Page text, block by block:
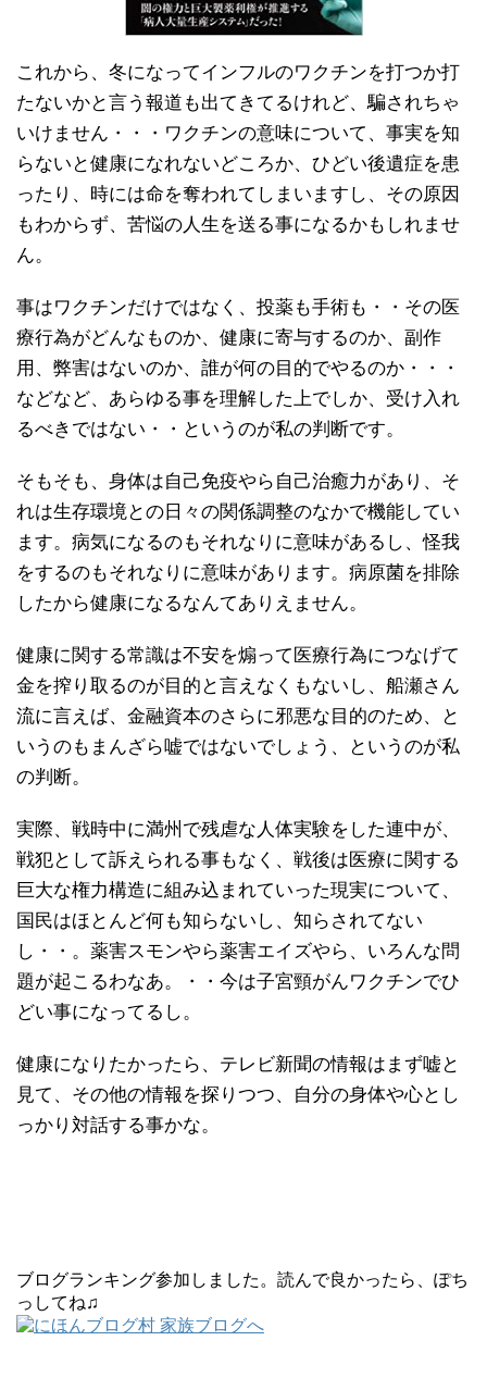
これから、冬になってインフルのワクチンを打つか打
たないかと言う報道も出てきてるけれど、騙されちゃ
いけません・・・ワクチンの意味について、事実を知
らないと健康になれないどころか、ひどい後遺症を患
ったり、時には命を奪われてしまいますし、その原因
もわからず、苦悩の人生を送る事になるかもしれませ
ん。
事はワクチンだけではなく、投薬も手術も・・その医
療行為がどんなものか、健康に寄与するのか、副作
用、弊害はないのか、誰が何の目的でやるのか・・・
などなど、あらゆる事を理解した上でしか、受け入れ
るべきではない・・というのが私の判断です。
そもそも、身体は自己免疫やら自己治癒力があり、そ
れは生存環境との日々の関係調整のなかで機能してい
ます。病気になるのもそれなりに意味があるし、怪我
をするのもそれなりに意味があります。病原菌を排除
したから健康になるなんてありえません。
健康に関する常識は不安を煽って医療行為につなげて
金を搾り取るのが目的と言えなくもないし、船瀬さん
流に言えば、金融資本のさらに邪悪な目的のため、と
いうのもまんざら嘘ではないでしょう、というのが私
の判断。
実際、戦時中に満州で残虐な人体実験をした連中が、
戦犯として訴えられる事もなく、戦後は医療に関する
巨大な権力構造に組み込まれていった現実について、
国民はほとんど何も知らないし、知らされてない
し・・。薬害スモンやら薬害エイズやら、いろんな問
題が起こるわなあ。・・今は子宮頸がんワクチンでひ
どい事になってるし。
健康になりたかったら、テレビ新聞の情報はまず嘘と
見て、その他の情報を探りつつ、自分の身体や心とし
っかり対話する事かな。
ブログランキング参加しました。読んで良かったら、ぽち
っしてね♫